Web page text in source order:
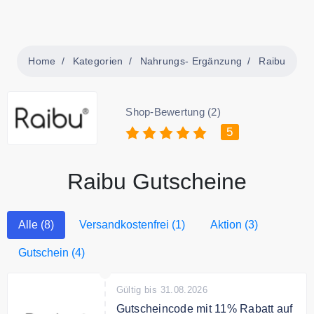
Home Kategorien Nahrungs- Ergänzung Raibu
Shop-Bewertung (2)
5
Raibu Gutscheine
Alle (8) Versandkostenfrei (1) Aktion (3)
Gutschein (4)
Gültig bis 31.08.2026
Gutscheincode mit 11% Rabatt auf